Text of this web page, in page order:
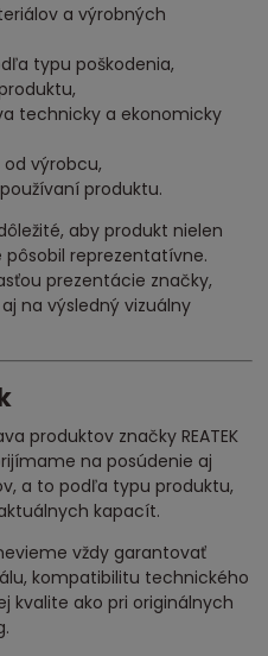
a výrobných
typu poškodenia,
technicky a ekonomicky
výrobcu,
produktu.
aby produkt nielen
reprezentatívne.
prezentácie značky,
na výsledný vizuálny
produktov značky REATEK
na posúdenie aj
a to podľa typu produktu,
kapacít.
vždy garantovať
kompatibilitu technického
kvalite ako pri originálnych